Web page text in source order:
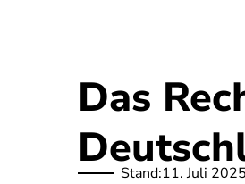
Das
Stand:11. Juli 2025